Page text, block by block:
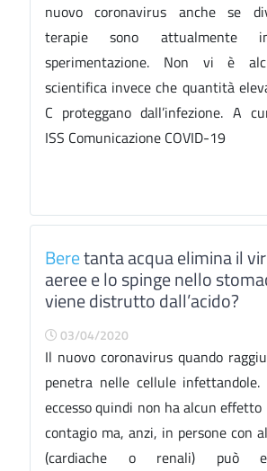
nuovo coronavirus anche se
terapie sono
sperimentazione. Non vi è
scientifica invece che quantità
C proteggano dall’infezione. A
ISS Comunicazione COVID-19
Beretanta acqua elimina il
aeree e lo spinge nello
viene distrutto dall’acido?
03/04/2020
Il nuovo coronavirus quando
penetra nelle cellule
eccesso quindi non ha alcun
contagio ma, anzi, in persone con
(cardiache o renali) può